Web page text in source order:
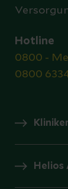
Hotline
0800 -
0800
Helios